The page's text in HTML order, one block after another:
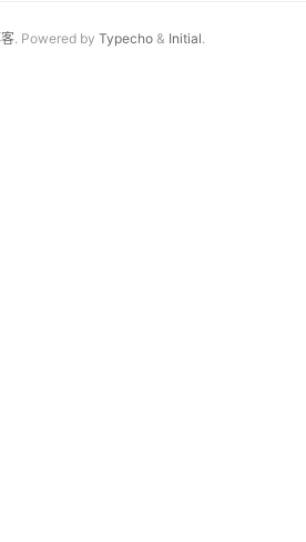
一些话
. Powered by Typecho & Initial.